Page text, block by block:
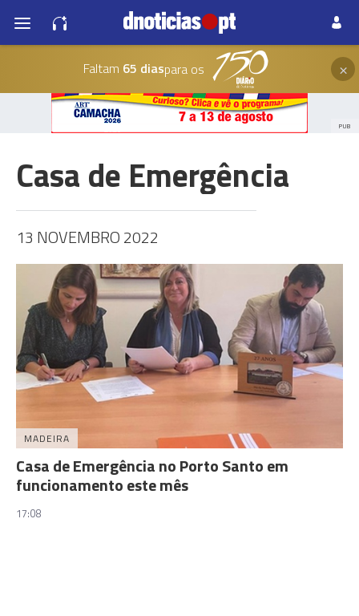
Faltam 65 diaspara os ×
PUB
Casa de Emergência
13 NOVEMBRO 2022
MADEIRA
Casa de Emergência no Porto Santo em
funcionamento este mês
17:08